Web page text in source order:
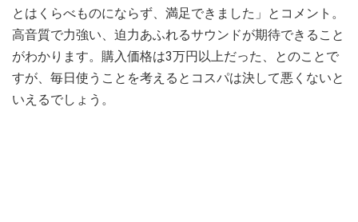
とはくらべものにならず、満足できました」とコメント。
高音質で力強い、迫力あふれるサウンドが期待できること
がわかります。購入価格は3万円以上だった、とのことで
すが、毎日使うことを考えるとコスパは決して悪くないと
いえるでしょう。